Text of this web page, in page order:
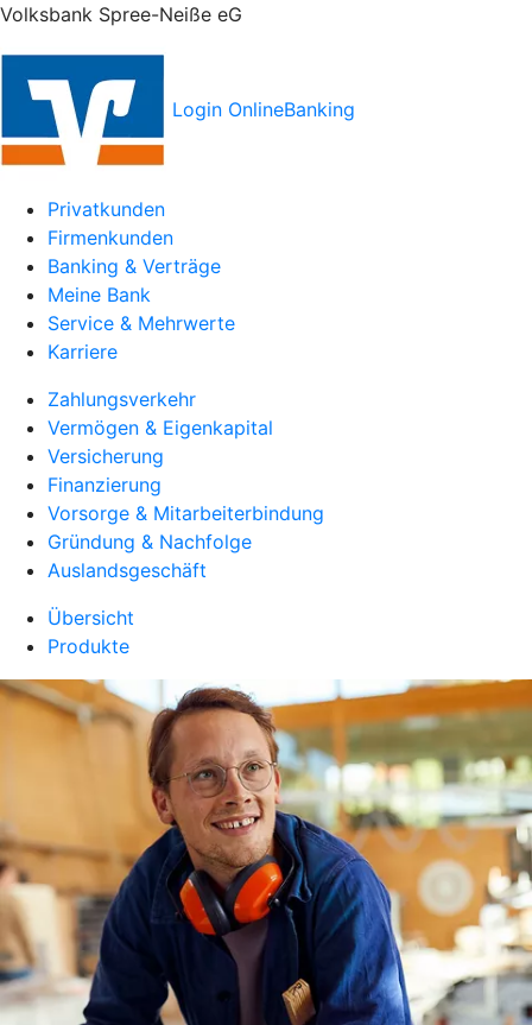
Volksbank Spree-Neiße eG
Login OnlineBanking
Privatkunden
Firmenkunden
Banking & Verträge
Meine Bank
Service & Mehrwerte
Karriere
Zahlungsverkehr
Vermögen & Eigenkapital
Versicherung
Finanzierung
Vorsorge & Mitarbeiterbindung
Gründung & Nachfolge
Auslandsgeschäft
Übersicht
Produkte